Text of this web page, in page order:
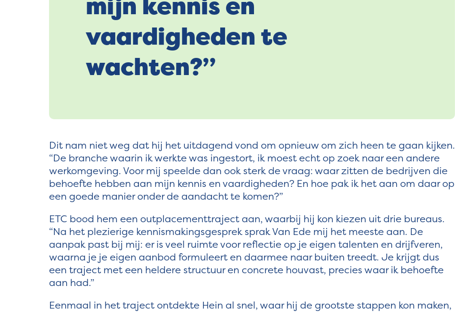
mijn kennis en
vaardigheden te
wachten?”
Dit nam niet weg dat hij het uitdagend vond om opnieuw om zich heen te gaan kijken.
“De branche waarin ik werkte was ingestort, ik moest echt op zoek naar een andere
werkomgeving. Voor mij speelde dan ook sterk de vraag: waar zitten de bedrijven die
behoefte hebben aan mijn kennis en vaardigheden? En hoe pak ik het aan om daar op
een goede manier onder de aandacht te komen?”
ETC bood hem een outplacementtraject aan, waarbij hij kon kiezen uit drie bureaus.
“Na het plezierige kennismakingsgesprek sprak Van Ede mij het meeste aan. De
aanpak past bij mij: er is veel ruimte voor reflectie op je eigen talenten en drijfveren,
waarna je je eigen aanbod formuleert en daarmee naar buiten treedt. Je krijgt dus
een traject met een heldere structuur en concrete houvast, precies waar ik behoefte
aan had.”
Eenmaal in het traject ontdekte Hein al snel, waar hij de grootste stappen kon maken,